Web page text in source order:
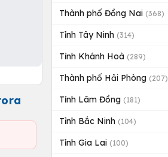
Thành phố Đồng Nai (368)
Tỉnh Tây Ninh (314)
Tỉnh Khánh Hoà (289)
Thành phố Hải Phòng (207)
Tỉnh Lâm Đồng (181)
Tỉnh Bắc Ninh (104)
Tỉnh Gia Lai (100)